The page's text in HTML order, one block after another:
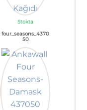
Stokta
four_seasons_4370
50